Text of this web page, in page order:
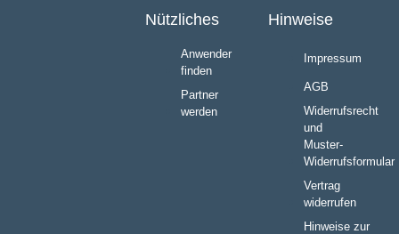
Nützliches
Anwender
finden
Partner
werden
Hinweise
Impressum
AGB
Widerrufsrecht
und
Muster-
Widerrufsformular
Vertrag
widerrufen
Hinweise zur